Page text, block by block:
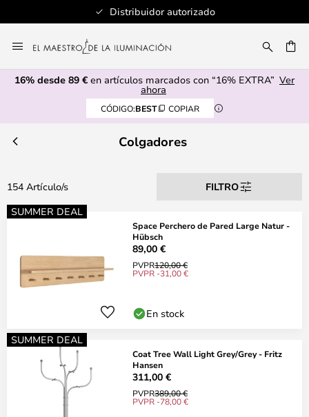
Distribuidor autorizado
al
contenido
16% desde 89 € en artículos marcados con “16% EXTRA” Ver
ahora
CÓDIGO:BEST COPIAR
Colgadores
154 Artículo/s
FILTRO
SUMMER DEAL
Space Perchero de Pared Large Natur -
Hübsch
89,00 €
PVPR120,00 €
PVPR -31,00 €
En stock
SUMMER DEAL
Coat Tree Wall Light Grey/Grey - Fritz
Hansen
311,00 €
PVPR389,00 €
PVPR -78,00 €